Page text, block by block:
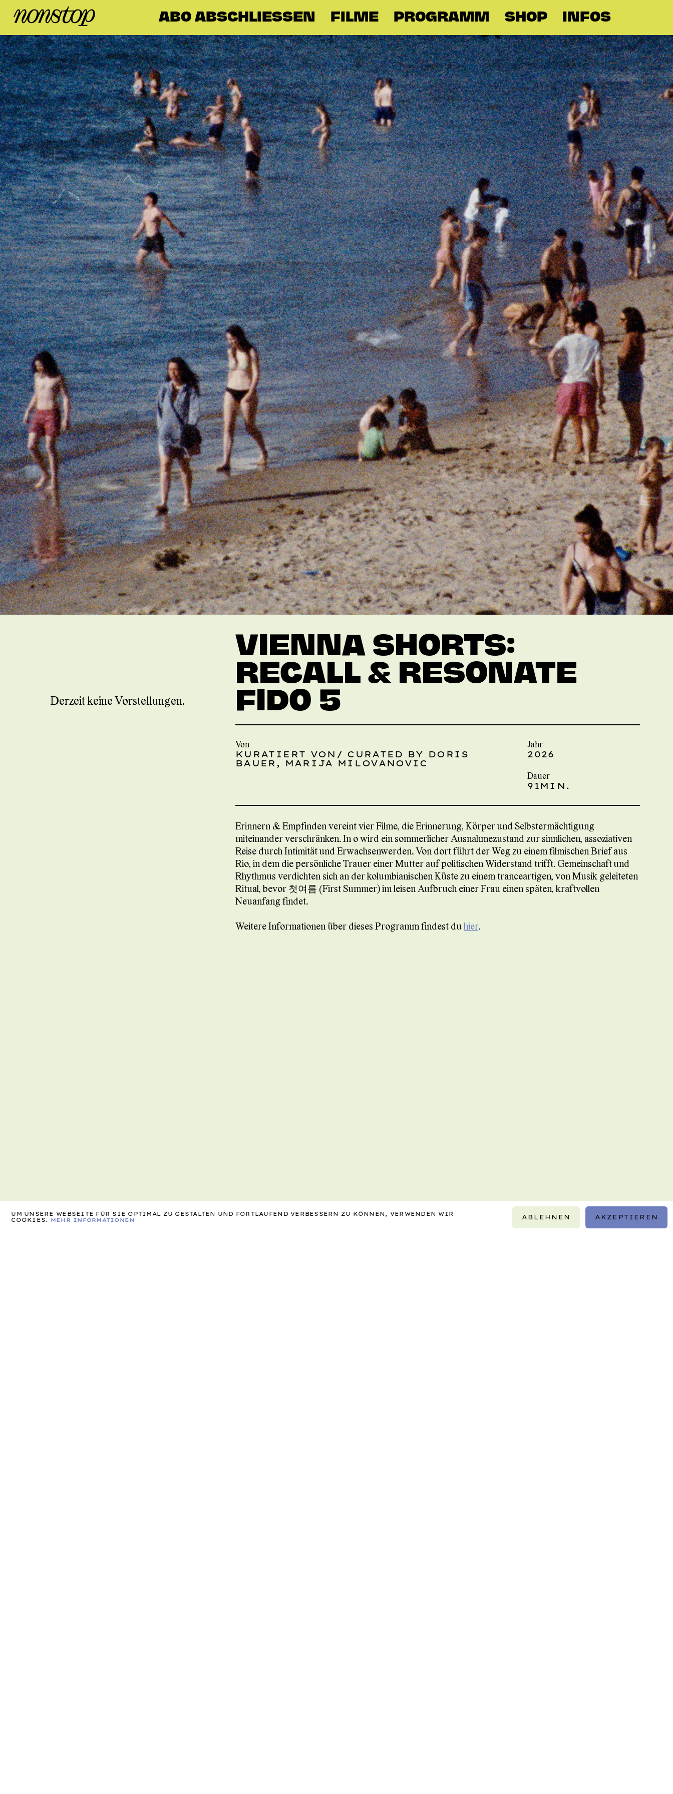
ABO ABSCHLIESSEN FILME PROGRAMM SHOP INFOS
Derzeit keine Vorstellungen.
VIENNA SHORTS:
RECALL & RESONATE
FIDO 5
Von
KURATIERT VON/ CURATED BY DORIS
BAUER, MARIJA MILOVANOVIC
Jahr
2026
Dauer
91MIN.
Erinnern & Empfinden vereint vier Filme, die Erinnerung, Körper und Selbstermächtigung
miteinander verschränken. In o wird ein sommerlicher Ausnahmezustand zur sinnlichen, assoziativen
Reise durch Intimität und Erwachsenwerden. Von dort führt der Weg zu einem filmischen Brief aus
Rio, in dem die persönliche Trauer einer Mutter auf politischen Widerstand trifft. Gemeinschaft und
Rhythmus verdichten sich an der kolumbianischen Küste zu einem tranceartigen, von Musik geleiteten
Ritual, bevor 첫여름 (First Summer) im leisen Aufbruch einer Frau einen späten, kraftvollen
Neuanfang findet.
Weitere Informationen über dieses Programm findest duhier.
UM UNSERE WEBSEITE FÜR SIE OPTIMAL ZU GESTALTEN UND FORTLAUFEND VERBESSERN ZU KÖNNEN, VERWENDEN WIR
COOKIES. MEHR INFORMATIONEN ABLEHNEN AKZEPTIEREN